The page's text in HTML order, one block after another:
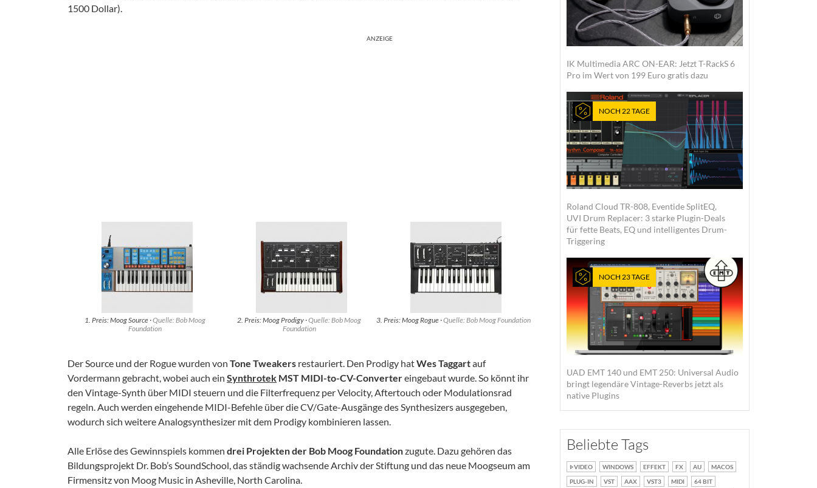
1500 Dollar).
ANZEIGE
1. Preis: Moog Source ·Quelle: Bob Moog
Foundation
2. Preis: Moog Prodigy ·Quelle: Bob Moog
Foundation
3. Preis: Moog Rogue ·Quelle: Bob Moog Foundation
Der Source und der Rogue wurden von Tone Tweakers restauriert. Den Prodigy hatWes Taggartauf
Vordermann gebracht, wobei auch ein Synthrotek MST MIDI-to-CV-Convertereingebaut wurde. So könnt ihr
den Vintage-Synth über MIDI steuern und die Filterfrequenz per Velocity, Aftertouch oder Modulationsrad
regeln. Auch werden eingehende MIDI-Befehle über die CV/Gate-Ausgänge des Synthesizers ausgegeben,
wodurch sich weitere Analogsynthesizer mit dem Prodigy kombinieren lassen.
Alle Erlöse des Gewinnspiels kommen drei Projekten der Bob Moog Foundationzugute. Dazu gehören das
Bildungsprojekt Dr. Bob’s SoundSchool, das ständig wachsende Archiv der Stiftung und das neue Moogseum am
Firmensitz von Moog Music in Asheville, North Carolina.
IK Multimedia ARC ON-EAR: Jetzt T-RackS 6
Pro im Wert von 199 Euro gratis dazu
NOCH 22 TAGE
Roland Cloud TR-808, Eventide SplitEQ,
UVI Drum Replacer: 3 starke Plugin-Deals
für fette Beats, EQ und intelligentes Drum-
Triggering
NOCH 23 TAGE
UAD EMT 140 und EMT 250: Universal Audio
bringt legendäre Vintage-Reverbs jetzt als
native Plugins
Beliebte Tags
VIDEO WINDOWS EFFEKT FX AU
MACOS
PLUG-IN
VST AAX VST3 MIDI
64 BIT